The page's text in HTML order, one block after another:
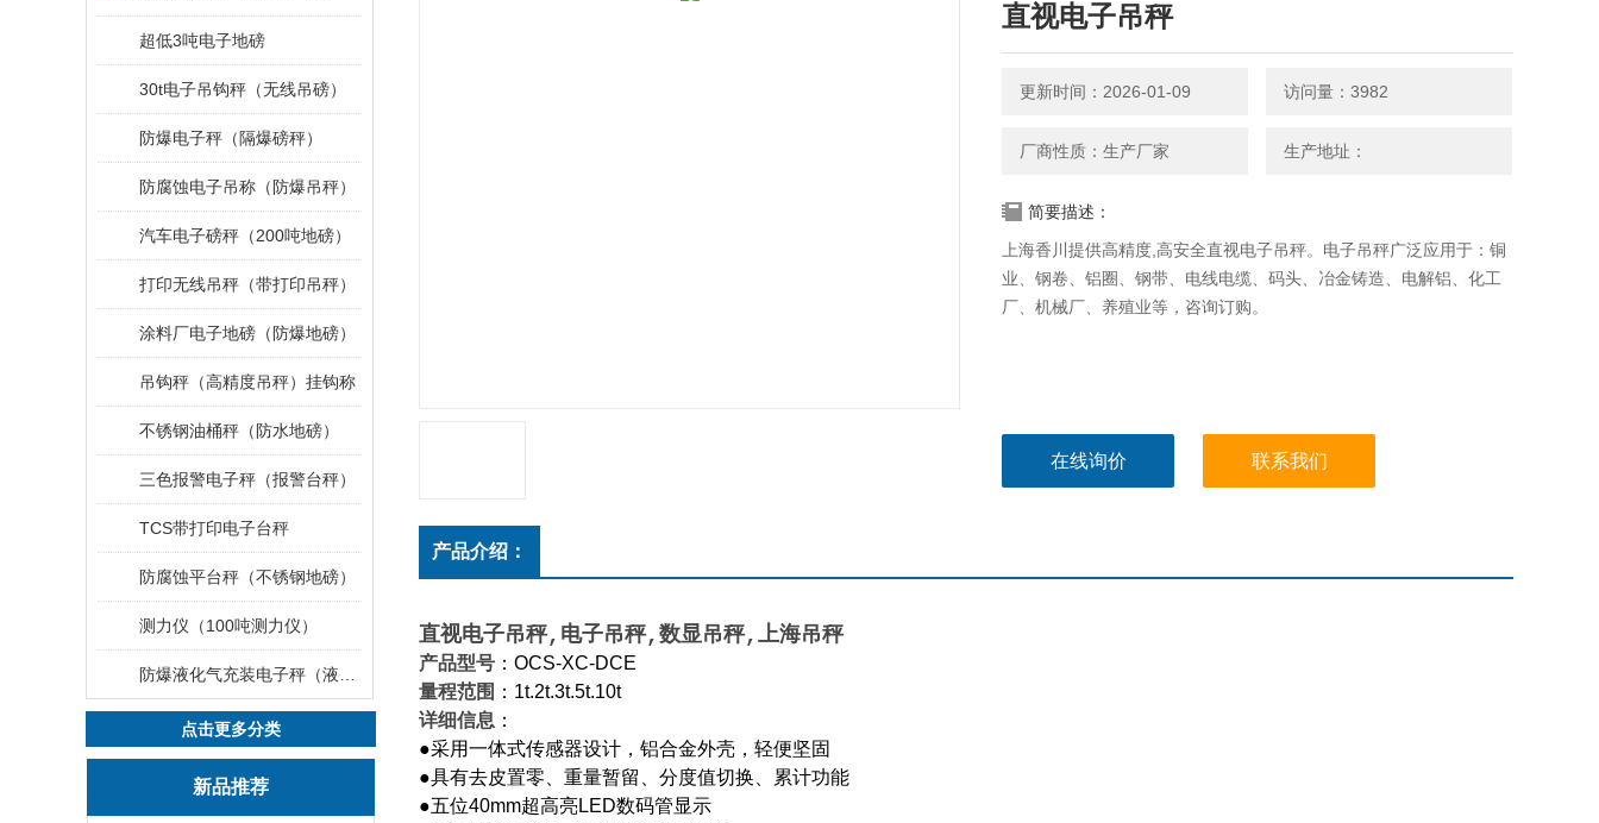
超低3吨电子地磅
30t电子吊钩秤（无线吊磅）
防爆电子秤（隔爆磅秤）
防腐蚀电子吊称（防爆吊秤）
汽车电子磅秤（200吨地磅）
打印无线吊秤（带打印吊秤）
涂料厂电子地磅（防爆地磅）
吊钩秤（高精度吊秤）挂钩称
不锈钢油桶秤（防水地磅）
三色报警电子秤（报警台秤）
TCS带打印电子台秤
防腐蚀平台秤（不锈钢地磅）
测力仪（100吨测力仪）
点击更多分类
新品推荐
直视电子吊秤
更新时间：2026-01-09 访问量：3982
厂商性质：生产厂家 生产地址：
简要描述：
上海香川提供高精度,高安全直视电子吊秤。电子吊秤广泛应用于：铜
业、钢卷、铝圈、钢带、电线电缆、码头、冶金铸造、电解铝、化工
厂、机械厂、养殖业等，咨询订购。
在线询价 联系我们
产品介绍：
直视电子吊秤,电子吊秤,数显吊秤,上海吊秤
产品型号 ： OCS-XC-DCE
量程范围 ： 1t.2t.3t.5t.10t
详细信息 ：
●采用一体式传感器设计，铝合金外壳，轻便坚固
●具有去皮置零、重量暂留、分度值切换、累计功能
●五位40mm超高亮LED数码管显示